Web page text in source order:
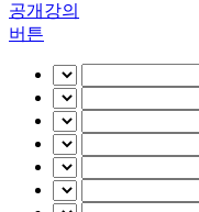
공개강의
버튼